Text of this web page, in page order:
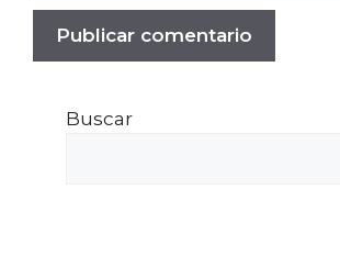
Buscar